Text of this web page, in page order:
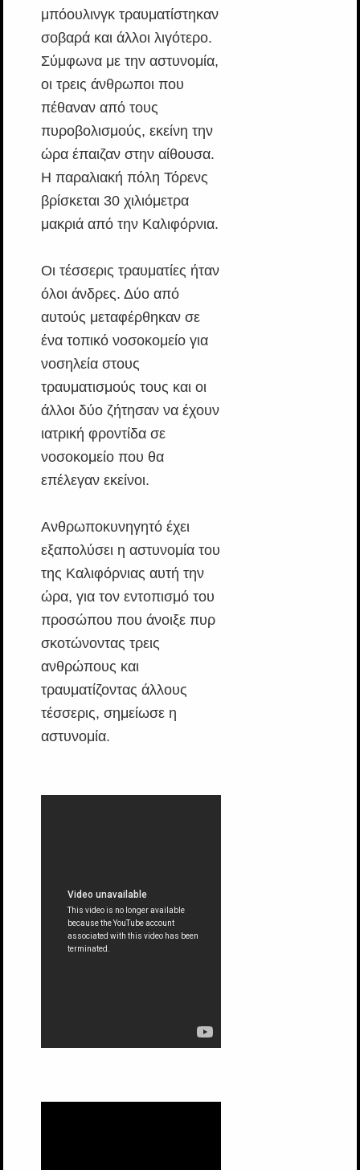
μπόουλινγκ τραυματίστηκαν
σοβαρά και άλλοι λιγότερο.
Σύμφωνα με την αστυνομία,
οι τρεις άνθρωποι που
πέθαναν από τους
πυροβολισμούς, εκείνη την
ώρα έπαιζαν στην αίθουσα.
Η παραλιακή πόλη Τόρενς
βρίσκεται 30 χιλιόμετρα
μακριά από την Καλιφόρνια.
Οι τέσσερις τραυματίες ήταν
όλοι άνδρες. Δύο από
αυτούς μεταφέρθηκαν σε
ένα τοπικό νοσοκομείο για
νοσηλεία στους
τραυματισμούς τους και οι
άλλοι δύο ζήτησαν να έχουν
ιατρική φροντίδα σε
νοσοκομείο που θα
επέλεγαν εκείνοι.
Ανθρωποκυνηγητό έχει
εξαπολύσει η αστυνομία του
της Καλιφόρνιας αυτή την
ώρα, για τον εντοπισμό του
προσώπου που άνοιξε πυρ
σκοτώνοντας τρεις
ανθρώπους και
τραυματίζοντας άλλους
τέσσερις, σημείωσε η
αστυνομία.